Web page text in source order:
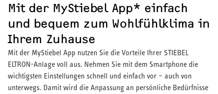
Mit der MyStiebel App* einfach
und bequem zum Wohlfühlklima in
Ihrem Zuhause
Mit der MyStiebel App nutzen Sie die Vorteile Ihrer STIEBEL
ELTRON-Anlage voll aus. Nehmen Sie mit dem Smartphone die
wichtigsten Einstellungen schnell und einfach vor – auch von
unterwegs. Damit wird die Anpassung an persönliche Bedürfnisse